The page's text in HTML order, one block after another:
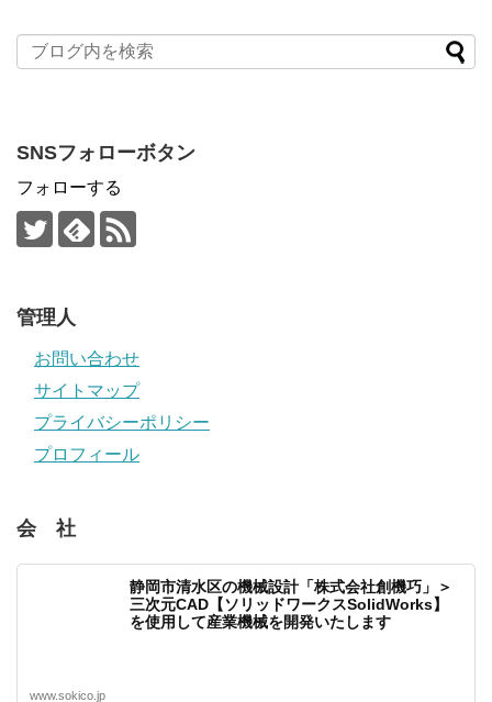
SNSフォローボタン
フォローする
管理人
お問い合わせ
サイトマップ
プライバシーポリシー
プロフィール
会 社
静岡市清水区の機械設計「株式会社創機巧」＞
三次元CAD【ソリッドワークスSolidWorks】
を使用して産業機械を開発いたします
www.sokico.jp